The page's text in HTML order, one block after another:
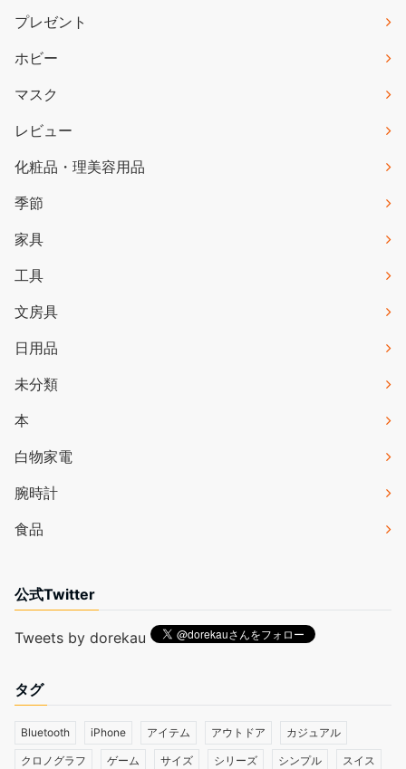
プレゼント
ホビー
マスク
レビュー
化粧品・理美容用品
季節
家具
工具
文房具
日用品
未分類
本
白物家電
腕時計
食品
公式Twitter
Tweets by dorekau
タグ
Bluetooth iPhone アイテム アウトドア カジュアル
クロノグラフ ゲーム サイズ シリーズ シンプル スイス